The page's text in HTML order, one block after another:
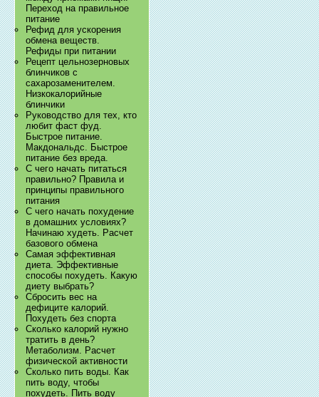
Переход на правильное
питание
Рефид для ускорения
обмена веществ.
Рефиды при питании
Рецепт цельнозерновых
блинчиков с
сахарозаменителем.
Низкокалорийные
блинчики
Руководство для тех, кто
любит фаст фуд.
Быстрое питание.
Макдональдс. Быстрое
питание без вреда.
С чего начать питаться
правильно? Правила и
принципы правильного
питания
С чего начать похудение
в домашних условиях?
Начинаю худеть. Расчет
базового обмена
Самая эффективная
диета. Эффективные
способы похудеть. Какую
диету выбрать?
Сбросить вес на
дефиците калорий.
Похудеть без спорта
Сколько калорий нужно
тратить в день?
Метаболизм. Расчет
физической активности
Сколько пить воды. Как
пить воду, чтобы
похудеть. Пить воду